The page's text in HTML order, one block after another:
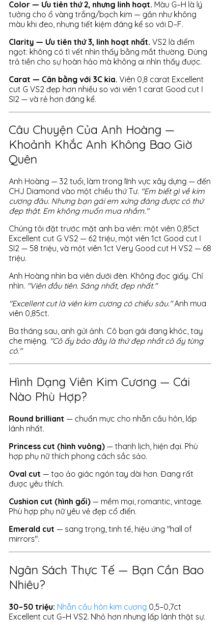
Color — Ưu tiên thứ 2, nhưng linh hoạt. Màu G–H là lý
tưởng cho ổ vàng trắng/bạch kim — gần như không
màu khi đeo, nhưng tiết kiệm đáng kể so với D–F.
Clarity — Ưu tiên thứ 3, linh hoạt nhất. VS2 là điểm
ngọt: không có tì vết nhìn thấy bằng mắt thường. Đừng
trả tiền cho sự hoàn hảo mà không ai nhìn thấy được.
Carat — Cân bằng với 3C kia. Viên 0,8 carat Excellent
cut G VS2 đẹp hơn nhiều so với viên 1 carat Good cut I
SI2 — và rẻ hơn đáng kể.
Câu Chuyện Của Anh Hoàng —
Khoảnh Khắc Anh Không Bao Giờ
Quên
Anh Hoàng — 32 tuổi, làm trong lĩnh vực xây dựng — đến
CHJ Diamond vào một chiều thứ Tư. "Em biết gì về kim
cương đâu. Nhưng bạn gái em xứng đáng được có thứ
đẹp thật. Em không muốn mua nhầm."
Chúng tôi đặt trước mặt anh ba viên: một viên 0,85ct
Excellent cut G VS2 — 62 triệu, một viên 1ct Good cut I
SI2 — 58 triệu, và một viên 1ct Very Good cut H VS2 — 68
triệu.
Anh Hoàng nhìn ba viên dưới đèn. Không đọc giấy. Chỉ
nhìn. "Viên đầu tiên. Sáng nhất, đẹp nhất."
"Excellent cut là viên kim cương có chiều sâu."Anh mua
viên 0,85ct.
Ba tháng sau, anh gửi ảnh. Cô bạn gái đang khóc, tay
che miệng. "Cô ấy bảo đây là thứ đẹp nhất cô ấy từng
có."
Hình Dạng Viên Kim Cương — Cái
Nào Phù Hợp?
Round brilliant — chuẩn mực cho nhẫn cầu hôn, lấp
lánh nhất.
Princess cut (hình vuông) — thanh lịch, hiện đại. Phù
hợp phụ nữ thích phong cách sắc sảo.
Oval cut — tạo ảo giác ngón tay dài hơn. Đang rất
được yêu thích.
Cushion cut (hình gối) — mềm mại, romantic, vintage.
Phù hợp phụ nữ yêu vẻ đẹp cổ điển.
Emerald cut — sang trọng, tinh tế, hiệu ứng "hall of
mirrors".
Ngân Sách Thực Tế — Bạn Cần Bao
Nhiêu?
30–50 triệu: Nhẫn cầu hôn kim cương 0,5–0,7ct
Excellent cut G–H VS2. Nhỏ hơn nhưng lấp lánh thật sự.